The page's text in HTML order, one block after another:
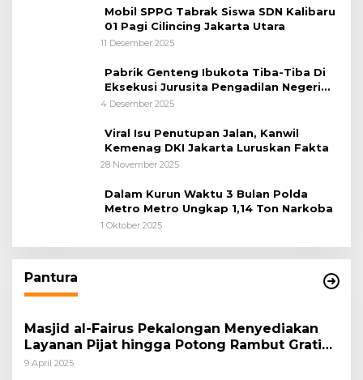
Mobil SPPG Tabrak Siswa SDN Kalibaru
01 Pagi Cilincing Jakarta Utara
11 Desember 2025
Pabrik Genteng Ibukota Tiba-Tiba Di
Eksekusi Jurusita Pengadilan Negeri
Tangerang, Diduga Cacat Hukum Sejak
4 Desember 2025
Viral Isu Penutupan Jalan, Kanwil
Kemenag DKI Jakarta Luruskan Fakta
28 November 2025
Dalam Kurun Waktu 3 Bulan Polda
Metro Metro Ungkap 1,14 Ton Narkoba
1 Oktober 2025
Pantura
Masjid al-Fairus Pekalongan Menyediakan
Layanan Pijat hingga Potong Rambut Gratis
bagi Pemudik Lebaran 2025
9 April 2025